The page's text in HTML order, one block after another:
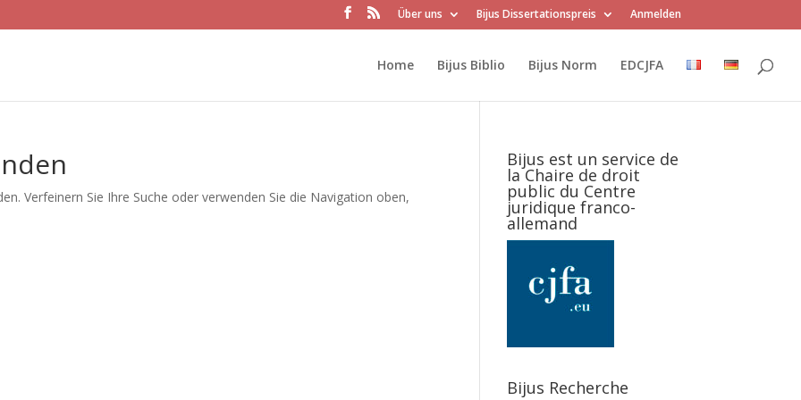
Über uns Bijus Dissertationspreis Anmelden
Home Bijus Biblio Bijus Norm EDCJFA
Verfeinern Sie Ihre Suche oder verwenden Sie die Navigation oben,
Bijus est un service de
la Chaire de droit
public du Centre
juridique franco-
allemand
Bijus Recherche